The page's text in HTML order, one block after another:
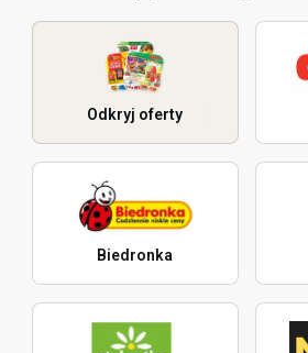
Odkryj oferty
Biedronka